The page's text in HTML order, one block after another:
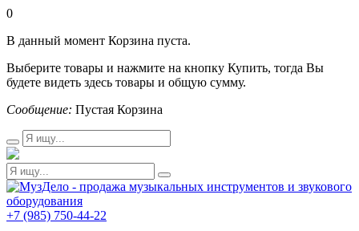
0
В данный момент Корзина пуста.
Выберите товары и нажмите на кнопку Купить, тогда Вы
будете видеть здесь товары и общую сумму.
Сообщение: Пустая Корзина
+7 (985) 750-44-22